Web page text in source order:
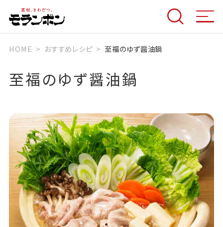
HOME おすすめレシピ 至福のゆず醤油鍋
至福のゆず醤油鍋